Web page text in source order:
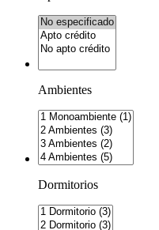
Ambientes
Dormitorios